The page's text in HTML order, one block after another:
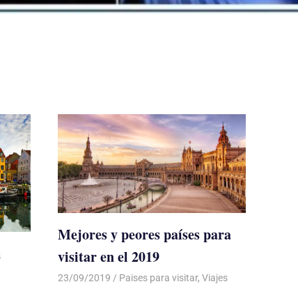
Mejores y peores países para
visitar en el 2019
23/09/2019 De todo un Poco
Paises para visitar, Viajes